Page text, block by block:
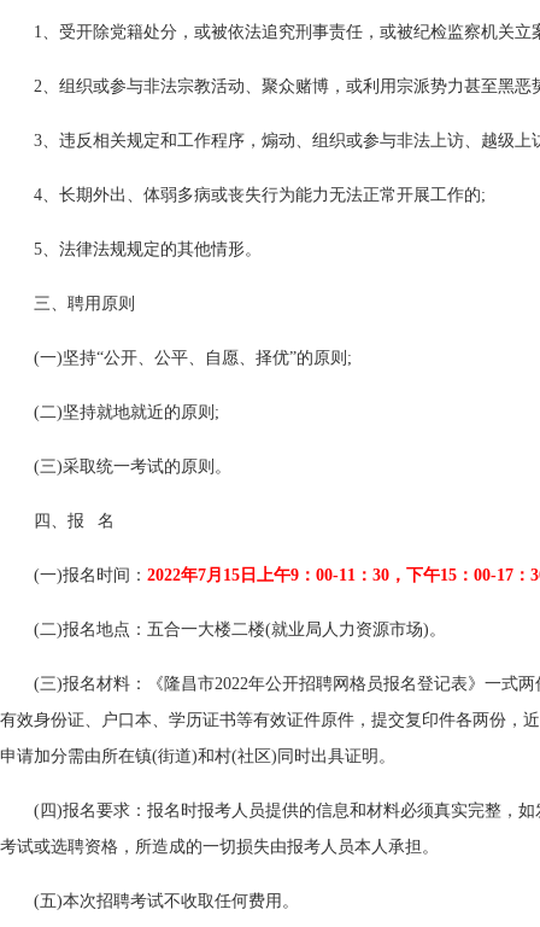
1、受开除党籍处分，或被依法追究刑事责任，或被纪检监察机关
2、组织或参与非法宗教活动、聚众赌博，或利用宗派势力甚至黑恶
3、违反相关规定和工作程序，煽动、组织或参与非法上访、越级上
4、长期外出、体弱多病或丧失行为能力无法正常开展工作的;
5、法律法规规定的其他情形。
三、聘用原则
(一)坚持“公开、公平、自愿、择优”的原则;
(二)坚持就地就近的原则;
(三)采取统一考试的原则。
四、报 名
(一)报名时间： 2022年7月15日上午9：00-11：30，下午15：00-17
(二)报名地点：五合一大楼二楼(就业局人力资源市场)。
(三)报名材料：《隆昌市2022年公开招聘网格员报名登记表》一式
有效身份证、户口本、学历证书等有效证件原件，提交复印件各两份，
申请加分需由所在镇(街道)和村(社区)同时出具证明。
(四)报名要求：报名时报考人员提供的信息和材料必须真实完整，
考试或选聘资格，所造成的一切损失由报考人员本人承担。
(五)本次招聘考试不收取任何费用。